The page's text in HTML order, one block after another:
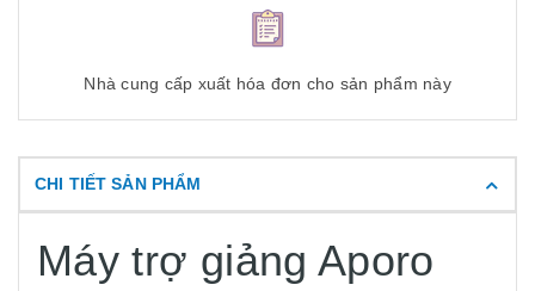
Nhà cung cấp xuất hóa đơn cho sản phẩm này
CHI TIẾT SẢN PHẨM
Máy trợ giảng Aporo